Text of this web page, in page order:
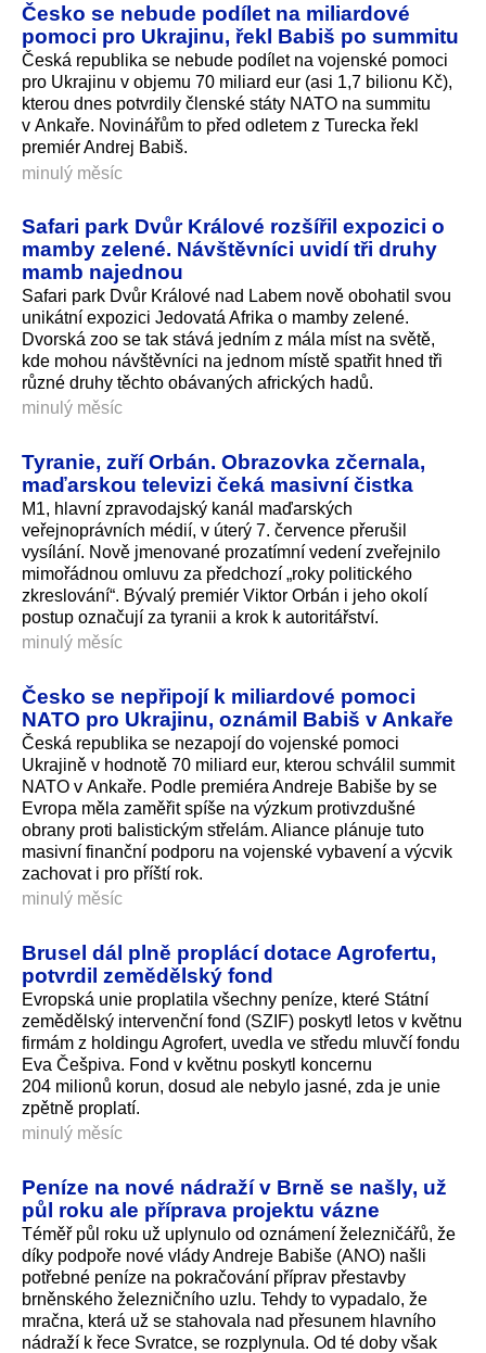
Česko se nebude podílet na miliardové
pomoci pro Ukrajinu, řekl Babiš po summitu
Česká republika se nebude podílet na vojenské pomoci
pro Ukrajinu v objemu 70 miliard eur (asi 1,7 bilionu Kč),
kterou dnes potvrdily členské státy NATO na summitu
v Ankaře. Novinářům to před odletem z Turecka řekl
premiér Andrej Babiš.
minulý měsíc
Safari park Dvůr Králové rozšířil expozici o
mamby zelené. Návštěvníci uvidí tři druhy
mamb najednou
Safari park Dvůr Králové nad Labem nově obohatil svou
unikátní expozici Jedovatá Afrika o mamby zelené.
Dvorská zoo se tak stává jedním z mála míst na světě,
kde mohou návštěvníci na jednom místě spatřit hned tři
různé druhy těchto obávaných afrických hadů.
minulý měsíc
Tyranie, zuří Orbán. Obrazovka zčernala,
maďarskou televizi čeká masivní čistka
M1, hlavní zpravodajský kanál maďarských
veřejnoprávních médií, v úterý 7. července přerušil
vysílání. Nově jmenované prozatímní vedení zveřejnilo
mimořádnou omluvu za předchozí „roky politického
zkreslování“. Bývalý premiér Viktor Orbán i jeho okolí
postup označují za tyranii a krok k autoritářství.
minulý měsíc
Česko se nepřipojí k miliardové pomoci
NATO pro Ukrajinu, oznámil Babiš v Ankaře
Česká republika se nezapojí do vojenské pomoci
Ukrajině v hodnotě 70 miliard eur, kterou schválil summit
NATO v Ankaře. Podle premiéra Andreje Babiše by se
Evropa měla zaměřit spíše na výzkum protivzdušné
obrany proti balistickým střelám. Aliance plánuje tuto
masivní finanční podporu na vojenské vybavení a výcvik
zachovat i pro příští rok.
minulý měsíc
Brusel dál plně proplácí dotace Agrofertu,
potvrdil zemědělský fond
Evropská unie proplatila všechny peníze, které Státní
zemědělský intervenční fond (SZIF) poskytl letos v květnu
firmám z holdingu Agrofert, uvedla ve středu mluvčí fondu
Eva Češpiva. Fond v květnu poskytl koncernu
204 milionů korun, dosud ale nebylo jasné, zda je unie
zpětně proplatí.
minulý měsíc
Peníze na nové nádraží v Brně se našly, už
půl roku ale příprava projektu vázne
Téměř půl roku už uplynulo od oznámení železničářů, že
díky podpoře nové vlády Andreje Babiše (ANO) našli
potřebné peníze na pokračování příprav přestavby
brněnského železničního uzlu. Tehdy to vypadalo, že
mračna, která už se stahovala nad přesunem hlavního
nádraží k řece Svratce, se rozplynula. Od té doby však